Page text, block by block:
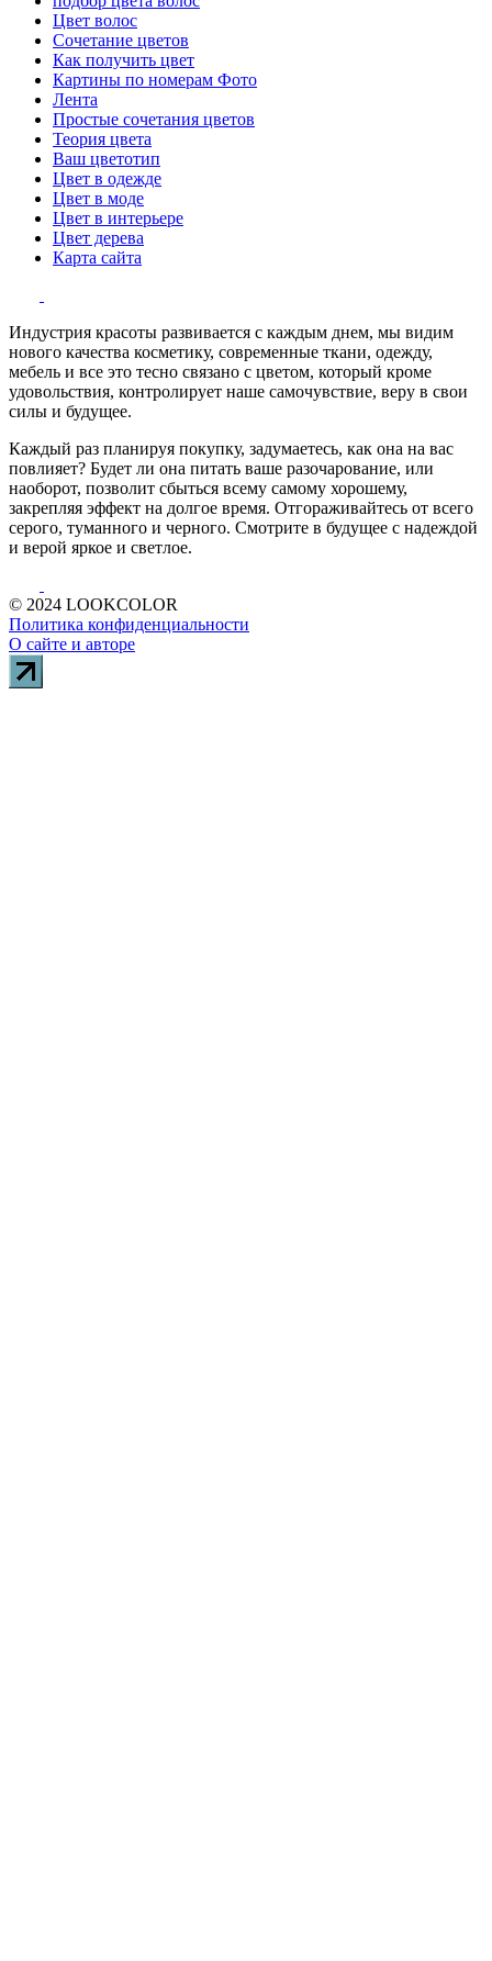
Цвет волос
Сочетание цветов
Как получить цвет
Картины по номерам Фото
Лента
Простые сочетания цветов
Теория цвета
Ваш цветотип
Цвет в одежде
Цвет в моде
Цвет в интерьере
Цвет дерева
Карта сайта
Индустрия красоты развивается с каждым днем, мы видим
нового качества косметику, современные ткани, одежду,
мебель и все это тесно связано с цветом, который кроме
удовольствия, контролирует наше самочувствие, веру в свои
силы и будущее.
Каждый раз планируя покупку, задумаетесь, как она на вас
повлияет? Будет ли она питать ваше разочарование, или
наоборот, позволит сбыться всему самому хорошему,
закрепляя эффект на долгое время. Отгораживайтесь от всего
серого, туманного и черного. Смотрите в будущее с надеждой
и верой яркое и светлое.
© 2024 LOOKCOLOR
Политика конфиденциальности
О сайте и авторе